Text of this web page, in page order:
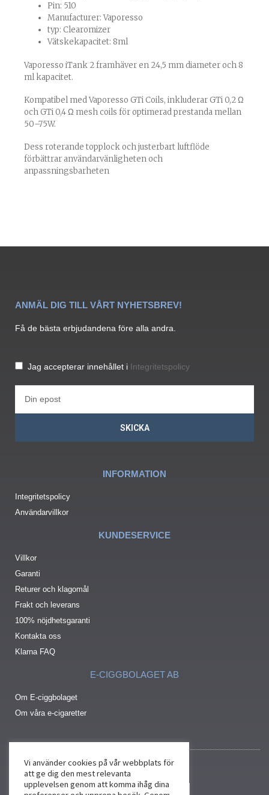
Pin: 510
Manufacturer: Vaporesso
typ: Clearomizer
Vätskekapacitet: 8ml
Vaporesso iTank 2 framhäver en 24,5 mm diameter och 8
ml kapacitet.
Kompatibel med Vaporesso GTi Coils, inkluderar GTi 0,2 Ω
och GTi 0,4 Ω mesh coils för optimerad prestanda mellan
50–75W.
Dess roterande topplock och justerbart luftflöde
förbättrar användarvänligheten och
anpassningsbarheten
ANMÄL DIG TILL VÅRT NYHETSBREV!
Få de bästa erbjudandena före alla andra.
Jag accepterar innehållet i Integritetspolicy
SKICKA
INFORMATION
Integritetspolicy
Användarvillkor
KUNDESERVICE
Villkor
Garanti
Returer och klagomål
Frakt och leverans
100% nöjdhetsgaranti
Kontakta oss
Klarna FAQ
E-CIGGBOLAGET AB
Om E-ciggbolaget
Om våra e-cigaretter
Vi använder cookies på vår webbplats för
att ge dig den mest relevanta
upplevelsen genom att komma ihåg dina